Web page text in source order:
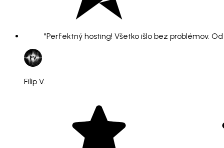
"Perfektný hosting! Všetko išlo bez problémov.
Filip V.